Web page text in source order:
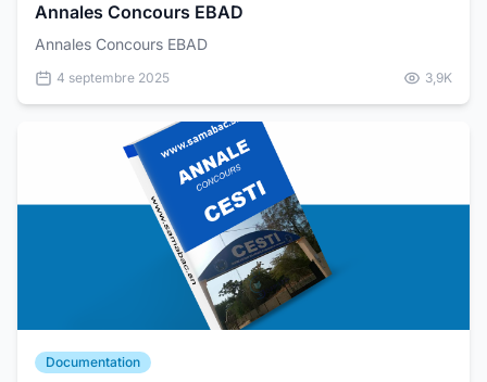
Annales Concours EBAD
Annales Concours EBAD
4 septembre 2025 3,9K
Documentation